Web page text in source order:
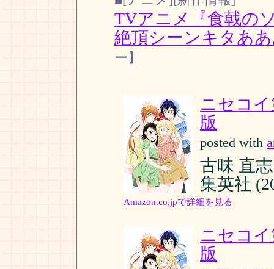
TVアニメ『食戟の
絶頂シーンキタあ
ー】
ニセコ
版
posted with
古味 直志
集英社
Amazon.co.jpで詳細を見る
ニセコ
版